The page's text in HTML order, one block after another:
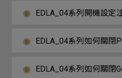
EDLA_04系列開機設定
EDLA_04系列如何關閉
EDLA_04系列如何關閉